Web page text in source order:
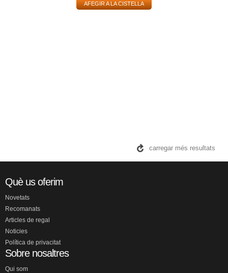
AFEGIR A LA CISTELLA
carregar més resultats
Què us oferim
Novetats
Recomanats
Articles de regal
Noticies
Política de privacitat
Sobre nosaltres
Qui som